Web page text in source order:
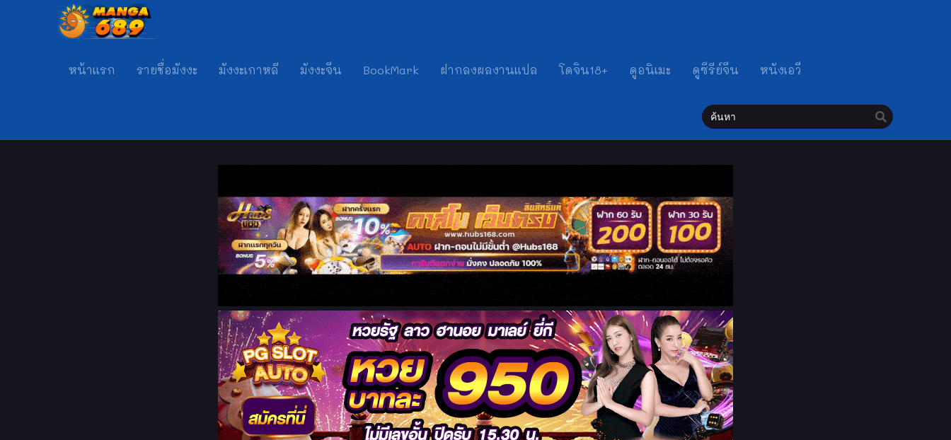
หน้าแรก รายชื่อมังงะ มังงะเกาหลี มังงะจีน BookMark ฝากลงผลงานแปล โดจิน18+ ดูอนิเมะ ดูซีรีย์จีน หนังเอวี